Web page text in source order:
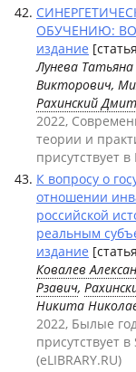
ОБУЧЕНИЮ:
издание
Лунева
Викторович,
Рахинский
2022,
теории и
присутствует
К вопросу о
отношении
российской
реальным
издание
Ковалев
Рзавич,
Никита
2022, Былые
присутствует
(eLIBRARY.RU)